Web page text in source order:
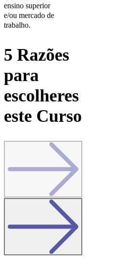
ensino superior
e/ou mercado de
trabalho.
5 Razões
para
escolheres
este Curso